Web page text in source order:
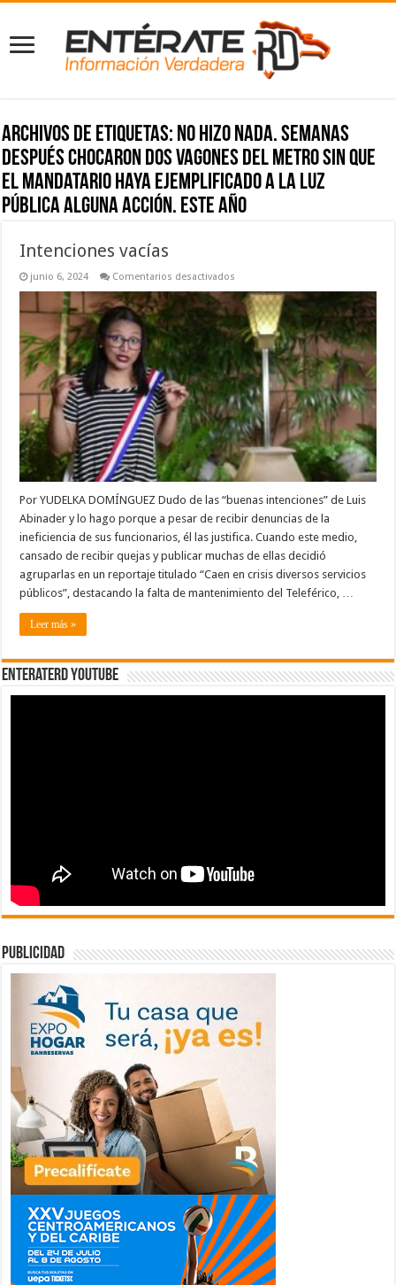
Archivos de etiquetas: no hizo nada. Semanas
después chocaron dos vagones del Metro sin que
el mandatario haya ejemplificado a la luz
pública alguna acción. Este año
Intenciones vacías
junio 6, 2024 Comentarios desactivados
vacías
Por YUDELKA DOMÍNGUEZ Dudo de las “buenas intenciones” de Luis
Abinader y lo hago porque a pesar de recibir denuncias de la
ineficiencia de sus funcionarios, él las justifica. Cuando este medio,
cansado de recibir quejas y publicar muchas de ellas decidió
agruparlas en un reportaje titulado “Caen en crisis diversos servicios
públicos”, destacando la falta de mantenimiento del Teleférico, …
Leer más »
EnterateRD YOUTUBE
publicidad